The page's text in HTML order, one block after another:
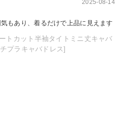
2025-08-14
もあり、着るだけで上品に見えます
トカット半袖タイトミニ丈キャバ
プラキャバドレス]